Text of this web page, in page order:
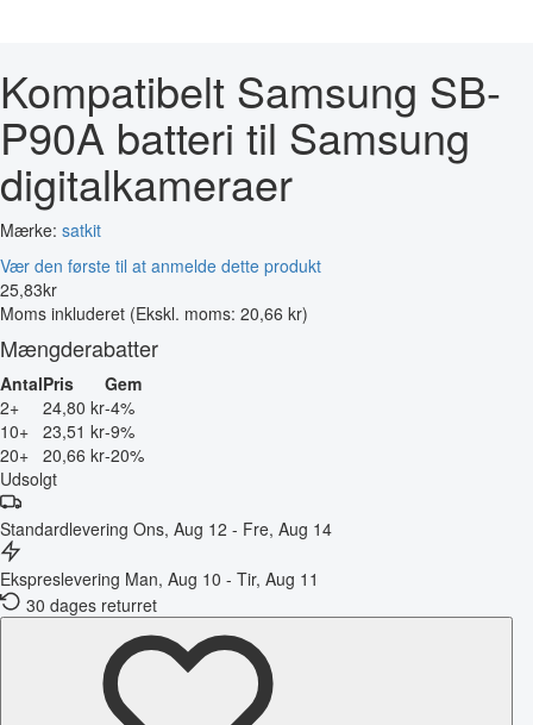
Kompatibelt Samsung SB-
P90A batteri til Samsung
digitalkameraer
Mærke: satkit
Vær den første til at anmelde dette produkt
25,83kr
Moms inkluderet (Ekskl. moms: 20,66 kr)
Mængderabatter
AntalPris
Gem
2+
24,80 kr-4%
10+ 23,51 kr-9%
20+ 20,66 kr-20%
Udsolgt
Standardlevering Ons, Aug 12 - Fre, Aug 14
Ekspreslevering Man, Aug 10 - Tir, Aug 11
30 dages returret